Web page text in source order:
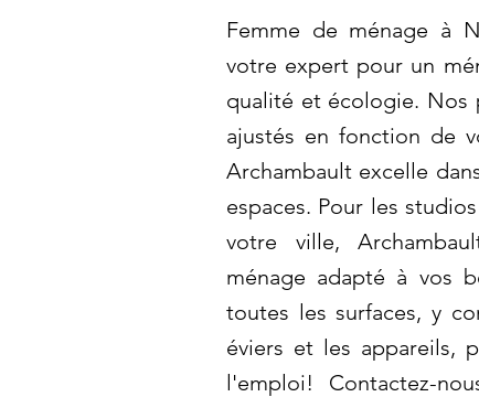
Femme de ménage à
votre expert pour un
qualité et écologie. Nos
ajustés en fonction de
Archambault excelle
espaces. Pour les
votre ville,
ménage adapté à vos
toutes les surfaces, y
éviers et les appareils,
l'emploi! Contactez-